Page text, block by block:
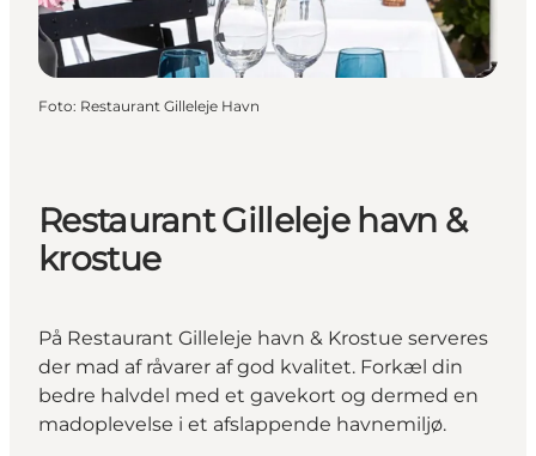
Foto: Restaurant Gilleleje Havn
Restaurant Gilleleje havn &
krostue
På Restaurant Gilleleje havn & Krostue serveres
der mad af råvarer af god kvalitet. Forkæl din
bedre halvdel med et gavekort og dermed en
madoplevelse i et afslappende havnemiljø.